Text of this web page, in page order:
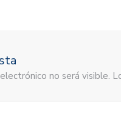
no será visible.